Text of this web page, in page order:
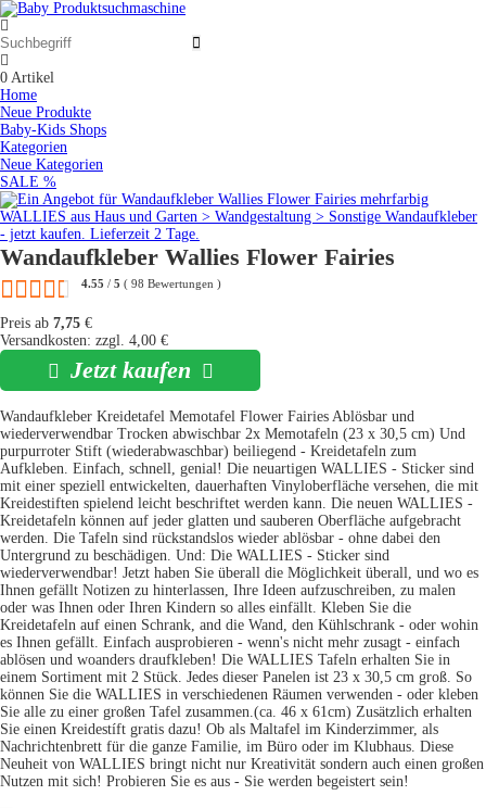
0 Artikel
Home
Neue Produkte
Baby-Kids Shops
Kategorien
Neue Kategorien
SALE %
Wandaufkleber Wallies Flower Fairies
4.55 / 5 ( 98 Bewertungen )
Preis ab 7,75 €
Versandkosten: zzgl. 4,00 €
Jetzt kaufen
Wandaufkleber Kreidetafel Memotafel Flower Fairies Ablösbar und
wiederverwendbar Trocken abwischbar 2x Memotafeln (23 x 30,5 cm) Und
purpurroter Stift (wiederabwaschbar) beiliegend - Kreidetafeln zum
Aufkleben. Einfach, schnell, genial! Die neuartigen WALLIES - Sticker sind
mit einer speziell entwickelten, dauerhaften Vinyloberfläche versehen, die mit
Kreidestiften spielend leicht beschriftet werden kann. Die neuen WALLIES -
Kreidetafeln können auf jeder glatten und sauberen Oberfläche aufgebracht
werden. Die Tafeln sind rückstandslos wieder ablösbar - ohne dabei den
Untergrund zu beschädigen. Und: Die WALLIES - Sticker sind
wiederverwendbar! Jetzt haben Sie überall die Möglichkeit überall, und wo es
Ihnen gefällt Notizen zu hinterlassen, Ihre Ideen aufzuschreiben, zu malen
oder was Ihnen oder Ihren Kindern so alles einfällt. Kleben Sie die
Kreidetafeln auf einen Schrank, and die Wand, den Kühlschrank - oder wohin
es Ihnen gefällt. Einfach ausprobieren - wenn's nicht mehr zusagt - einfach
ablösen und woanders draufkleben! Die WALLIES Tafeln erhalten Sie in
einem Sortiment mit 2 Stück. Jedes dieser Panelen ist 23 x 30,5 cm groß. So
können Sie die WALLIES in verschiedenen Räumen verwenden - oder kleben
Sie alle zu einer großen Tafel zusammen.(ca. 46 x 61cm) Zusätzlich erhalten
Sie einen Kreidestíft gratis dazu! Ob als Maltafel im Kinderzimmer, als
Nachrichtenbrett für die ganze Familie, im Büro oder im Klubhaus. Diese
Neuheit von WALLIES bringt nicht nur Kreativität sondern auch einen großen
Nutzen mit sich! Probieren Sie es aus - Sie werden begeistert sein!